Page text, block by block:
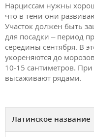
Нарциссам нужны
что в тени они
Участок должен быть
для посадки – период
середины сентября. В
укореняются до
10-15 сантиметров.
высаживают рядами.
Латинское название